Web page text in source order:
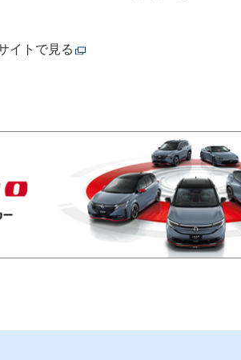
イトで見る